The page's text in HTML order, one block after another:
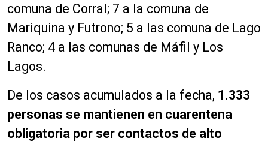
comuna de Corral; 7 a la comuna de
Mariquina y Futrono; 5 a las comuna de Lago
Ranco; 4 a las comunas de Máfil y Los
Lagos.
De los casos acumulados a la fecha, 1.333
personas se mantienen en cuarentena
obligatoria por ser contactos de alto